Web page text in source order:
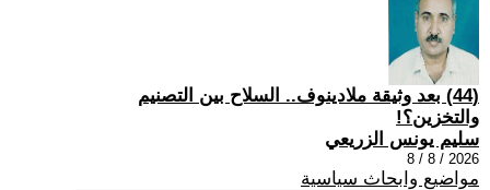
(44) بعد وثيقة ملادينوف.. السلاح بين التصنيم
والتخزين؟!
سليم يونس الزريعي
2026 / 8 / 8
مواضيع وابحاث سياسية